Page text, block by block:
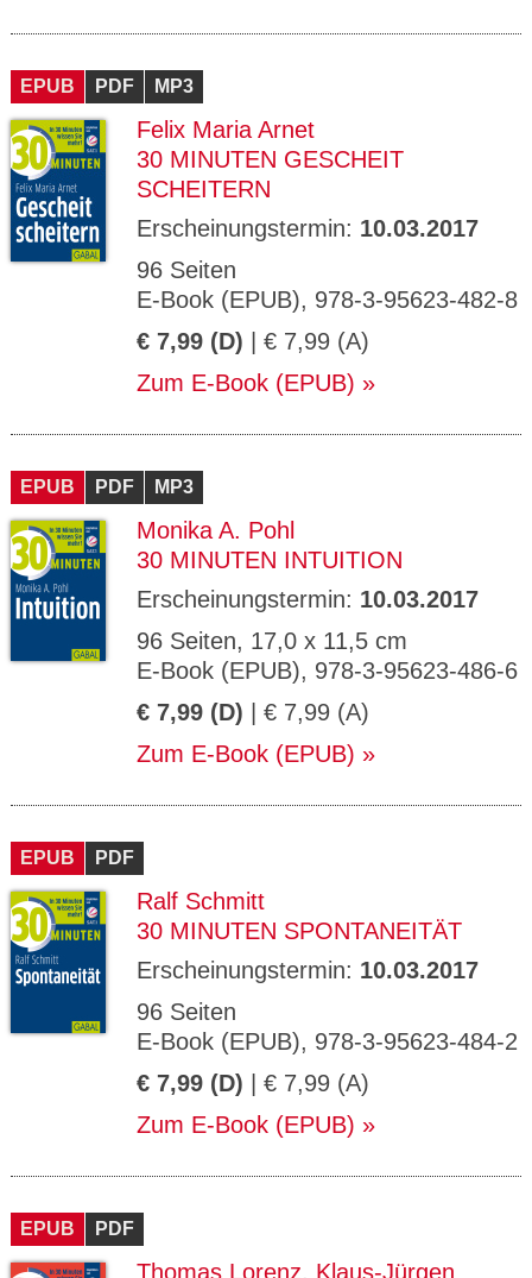
EPUB PDF MP3
Felix Maria Arnet
30 MINUTEN GESCHEIT
SCHEITERN
Erscheinungstermin: 10.03.2017
96 Seiten
E-Book (EPUB), 978-3-95623-482-8
€ 7,99 (D) | € 7,99 (A)
Zum E-Book (EPUB)
EPUB PDF MP3
Monika A. Pohl
30 MINUTEN INTUITION
Erscheinungstermin: 10.03.2017
96 Seiten, 17,0 x 11,5 cm
E-Book (EPUB), 978-3-95623-486-6
€ 7,99 (D) | € 7,99 (A)
Zum E-Book (EPUB)
EPUB PDF
Ralf Schmitt
30 MINUTEN SPONTANEITÄT
Erscheinungstermin: 10.03.2017
96 Seiten
E-Book (EPUB), 978-3-95623-484-2
€ 7,99 (D) | € 7,99 (A)
Zum E-Book (EPUB)
EPUB PDF
Thomas Lorenz, Klaus-Jürgen